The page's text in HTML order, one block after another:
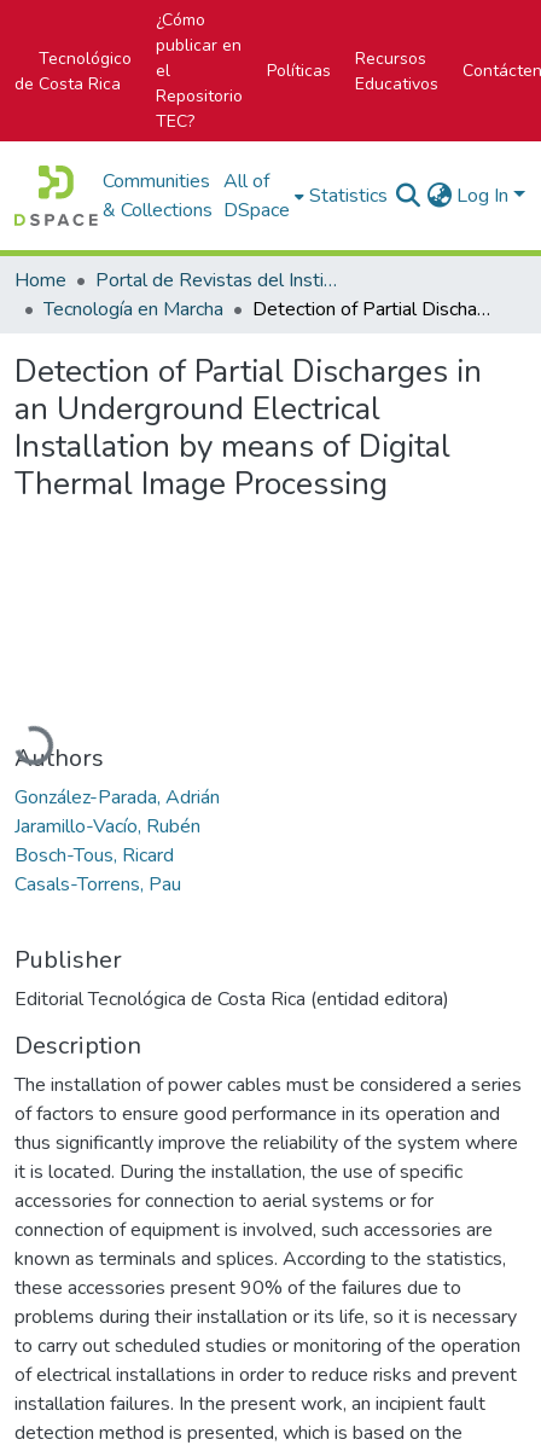
Tecnológico
de Costa Rica
¿Cómo
publicar en
el
Repositorio
TEC?
Políticas
Recursos
Educativos
Communities
& Collections
All of
DSpace
Statistics Log In
Home
Portal de Revistas del Instituto Tecnológico de Costa Rica
Tecnología en Marcha
Detection of Partial Discharges in an Underground Electrical Installation by means of Digital Thermal Image Processing
Detection of Partial Discharges in
an Underground Electrical
Installation by means of Digital
Thermal Image Processing
Loading...
Authors
González-Parada, Adrián
Jaramillo-Vacío, Rubén
Bosch-Tous, Ricard
Casals-Torrens, Pau
Publisher
Editorial Tecnológica de Costa Rica (entidad editora)
Description
The installation of power cables must be considered a series
of factors to ensure good performance in its operation and
thus significantly improve the reliability of the system where
it is located. During the installation, the use of specific
accessories for connection to aerial systems or for
connection of equipment is involved, such accessories are
known as terminals and splices. According to the statistics,
these accessories present 90% of the failures due to
problems during their installation or its life, so it is necessary
to carry out scheduled studies or monitoring of the operation
of electrical installations in order to reduce risks and prevent
installation failures. In the present work, an incipient fault
detection method is presented, which is based on the